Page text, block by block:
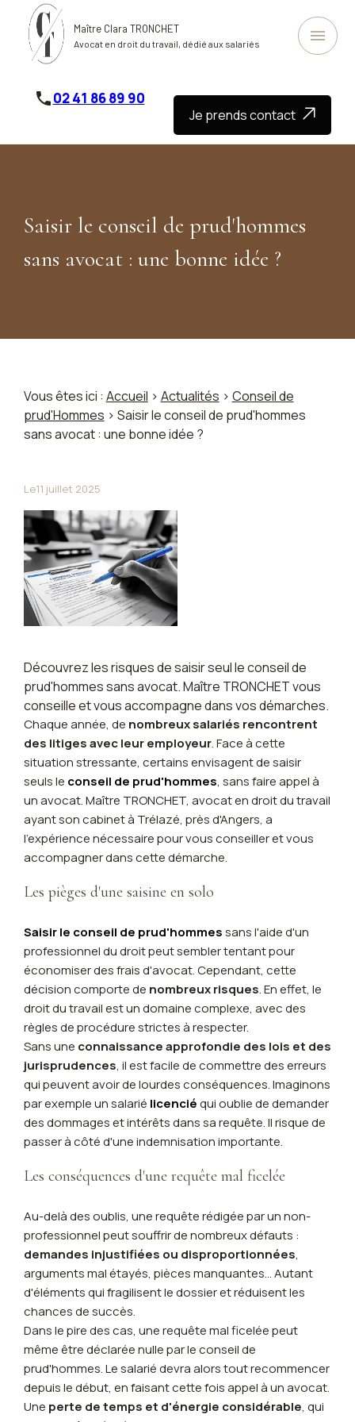
Maître Clara TRONCHET
Avocat en droit du travail, dédié aux salariés menu
phone02 41 86 89 90
Je prends contact
Saisir le conseil de prud'hommes
sans avocat : une bonne idée ?
Vous êtes ici : Accueil > Actualités > Conseil de
prud'Hommes > Saisir le conseil de prud'hommes
sans avocat : une bonne idée ?
Le11 juillet 2025
Découvrez les risques de saisir seul le conseil de
prud'hommes sans avocat. Maître TRONCHET vous
conseille et vous accompagne dans vos démarches.
Chaque année, de nombreux salariés rencontrent
des litiges avec leur employeur. Face à cette
situation stressante, certains envisagent de saisir
seuls le conseil de prud'hommes, sans faire appel à
un avocat. Maître TRONCHET, avocat en droit du travail
ayant son cabinet à Trélazé, près d'Angers, a
l'expérience nécessaire pour vous conseiller et vous
accompagner dans cette démarche.
Les pièges d'une saisine en solo
Saisir le conseil de prud'hommessans l'aide d'un
professionnel du droit peut sembler tentant pour
économiser des frais d'avocat. Cependant, cette
décision comporte de nombreux risques. En effet, le
droit du travail est un domaine complexe, avec des
règles de procédure strictes à respecter.
Sans une connaissance approfondie des lois et des
jurisprudences, il est facile de commettre des erreurs
qui peuvent avoir de lourdes conséquences. Imaginons
par exemple un salarié licenciéqui oublie de demander
des dommages et intérêts dans sa requête. Il risque de
passer à côté d'une indemnisation importante.
Les conséquences d'une requête mal ficelée
Au-delà des oublis, une requête rédigée par un non-
professionnel peut souffrir de nombreux défauts :
demandes injustifiées ou disproportionnées,
arguments mal étayés, pièces manquantes... Autant
d'éléments qui fragilisent le dossier et réduisent les
chances de succès.
Dans le pire des cas, une requête mal ficelée peut
même être déclarée nulle par le conseil de
prud'hommes. Le salarié devra alors tout recommencer
depuis le début, en faisant cette fois appel à un avocat.
Une perte de temps et d'énergie considérable, qui
Panneau de gestion des cookies